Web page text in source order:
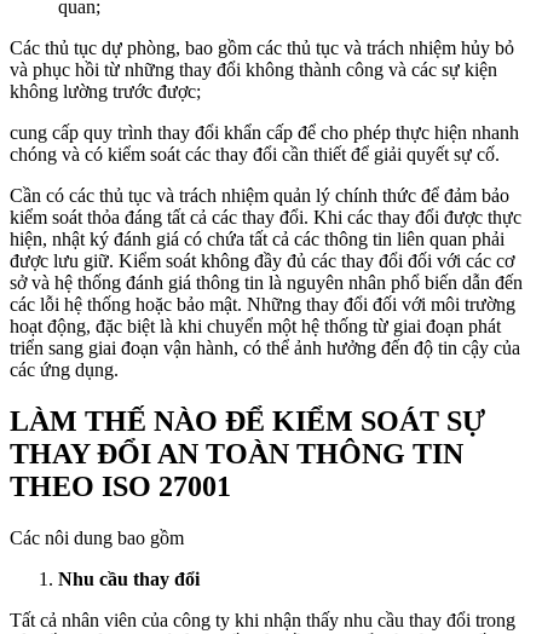
quan;
Các thủ tục dự phòng, bao gồm các thủ tục và trách nhiệm hủy bỏ
và phục hồi từ những thay đổi không thành công và các sự kiện
không lường trước được;
cung cấp quy trình thay đổi khẩn cấp để cho phép thực hiện nhanh
chóng và có kiểm soát các thay đổi cần thiết để giải quyết sự cố.
Cần có các thủ tục và trách nhiệm quản lý chính thức để đảm bảo
kiểm soát thỏa đáng tất cả các thay đổi. Khi các thay đổi được thực
hiện, nhật ký đánh giá có chứa tất cả các thông tin liên quan phải
được lưu giữ. Kiểm soát không đầy đủ các thay đổi đối với các cơ
sở và hệ thống đánh giá thông tin là nguyên nhân phổ biến dẫn đến
các lỗi hệ thống hoặc bảo mật. Những thay đổi đối với môi trường
hoạt động, đặc biệt là khi chuyển một hệ thống từ giai đoạn phát
triển sang giai đoạn vận hành, có thể ảnh hưởng đến độ tin cậy của
các ứng dụng.
LÀM THẾ NÀO ĐỂ KIỂM SOÁT SỰ
THAY ĐỔI AN TOÀN THÔNG TIN
THEO ISO 27001
Các nôi dung bao gồm
Nhu cầu thay đổi
Tất cả nhân viên của công ty khi nhận thấy nhu cầu thay đổi trong